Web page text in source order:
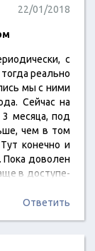
22/01/2018
с
реально
мы с ними
Сейчас на
3 месяца, под
чем в том
конечно и
Пока доволен
в доступе-
Ответить